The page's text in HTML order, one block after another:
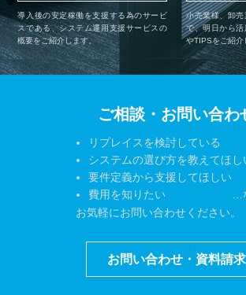
導入後の安定稼働を支援する為のサービ
スである、システム運用支援サービスの
概要をご紹介します。
小売業様、卸
で、明日から
やTIPSをご紹介
ご相談・お問い合わ
リプレイスを検討している
システムの選び方を教えてほし
要件定義から支援してほしい
費用を知りたい …
お気軽にお問い合わせください。
お問い合わせ・資料請求